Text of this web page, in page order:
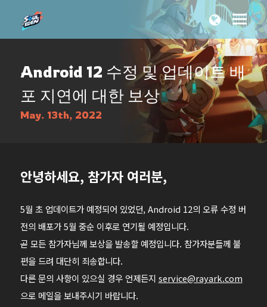
Android 12 수정 및 업데이트 배
포 지연에 대한 보상
May. 13th, 2022
안녕하세요, 참가자 여러분,
5월 초 업데이트가 예정되어 있었던, Android 12의 오류 수정 버
전의 배포가 5월 중순 이후로 연기될 예정입니다.
곧 모든 참가자님께 보상을 발송할 예정입니다. 참가자분들께 불
편을 드려 대단히 죄송합니다.
다른 문의 사항이 있으실 경우 언제든지 service@rayark.com
으로 메일을 보내주시기 바랍니다.